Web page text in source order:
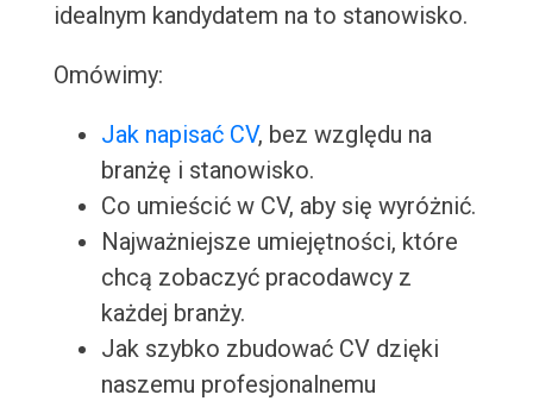
idealnym kandydatem na to stanowisko.
Omówimy:
Jak napisać CV, bez względu na
branżę i stanowisko.
Co umieścić w CV, aby się wyróżnić.
Najważniejsze umiejętności, które
chcą zobaczyć pracodawcy z
każdej branży.
Jak szybko zbudować CV dzięki
naszemu profesjonalnemu